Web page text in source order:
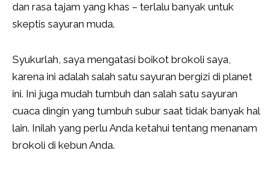
dan rasa tajam yang khas – terlalu banyak untuk
skeptis sayuran muda.
Syukurlah, saya mengatasi boikot brokoli saya,
karena ini adalah salah satu sayuran bergizi di planet
ini. Ini juga mudah tumbuh dan salah satu sayuran
cuaca dingin yang tumbuh subur saat tidak banyak hal
lain. Inilah yang perlu Anda ketahui tentang menanam
brokoli di kebun Anda.